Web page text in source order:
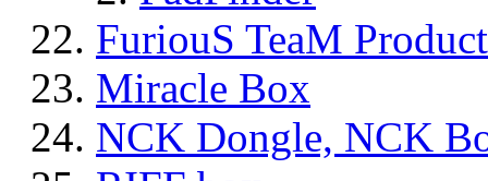
FuriouS TeaM
Miracle Box
NCK Dongle, NCK